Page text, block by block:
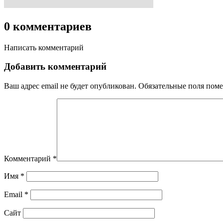
0 комментариев
Написать комментарий
Добавить комментарий
Ваш адрес email не будет опубликован. Обязательные поля
Комментарий *
Имя *
Email *
Сайт